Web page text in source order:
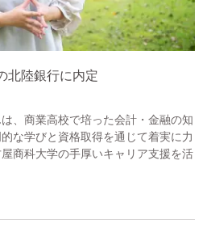
北陸銀行に内定
、商業高校で培った会計・金融の知
な学びと資格取得を通じて着実に力
商科大学の手厚いキャリア支援を活